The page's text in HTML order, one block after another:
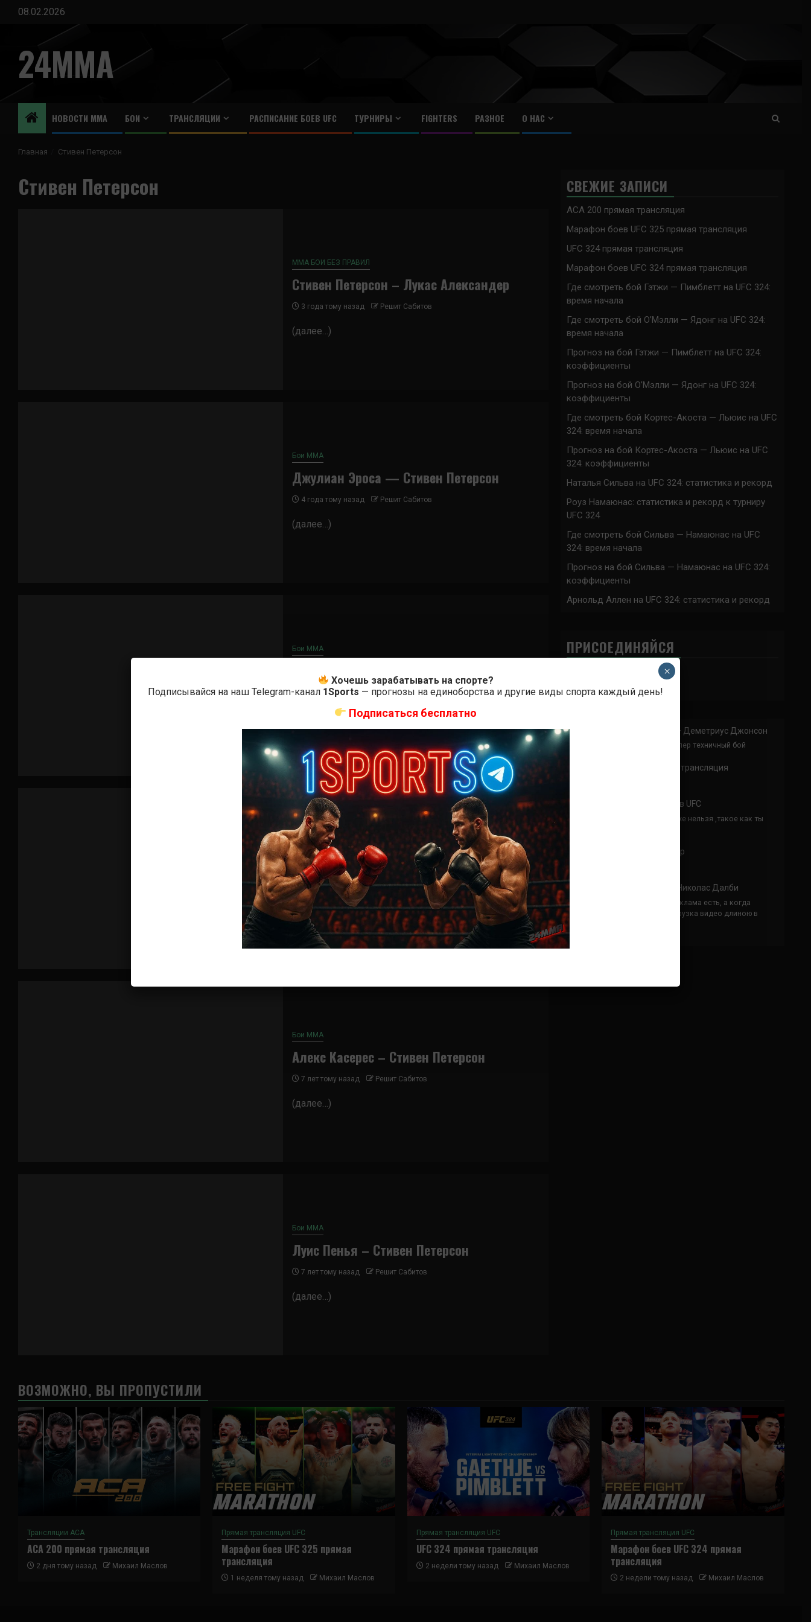
Перейти
содержимому
08.02.2026
24MMA
НОВОСТИ ММА БОИ ТРАНСЛЯЦИИ РАСПИСАНИЕ БОЕВ UFC ТУРНИРЫ FIGHTERS РАЗНОЕ О НАС
Главная Стивен Петерсон
Стивен Петерсон
ММА БОИ БЕЗ ПРАВИЛ
Стивен Петерсон – Лукас Александер
3 года тому назад Решит Сабитов
(далее…)
Бои ММА
Джулиан Эроса — Стивен Петерсон
4 года тому назад Решит Сабитов
(далее…)
Бои ММА
Чейз Хупер – Стивен Петерсон
5 лет тому назад Решит Сабитов
Бои ММА
Стивен Петерсон – Мартин Браво
6 лет тому назад Решит Сабитов
(далее…)
Бои ММА
Алекс Касерес – Стивен Петерсон
7 лет тому назад Решит Сабитов
(далее…)
Бои ММА
Луис Пенья – Стивен Петерсон
7 лет тому назад Решит Сабитов
(далее…)
СВЕЖИЕ ЗАПИСИ
ACA 200 прямая трансляция
Марафон боев UFC 325 прямая трансляция
UFC 324 прямая трансляция
Марафон боев UFC 324 прямая трансляция
Где смотреть бой Гэтжи — Пимблетт на UFC 324:
время начала
Где смотреть бой О’Мэлли — Ядонг на UFC 324:
время начала
Прогноз на бой Гэтжи — Пимблетт на UFC 324:
коэффициенты
Прогноз на бой О’Мэлли — Ядонг на UFC 324:
коэффициенты
Где смотреть бой Кортес-Акоста — Льюис на UFC
324: время начала
Прогноз на бой Кортес-Акоста — Льюис на UFC
324: коэффициенты
Наталья Сильва на UFC 324: статистика и рекорд
Роуз Намаюнас: статистика и рекорд к турниру
UFC 324
Где смотреть бой Сильва — Намаюнас на UFC
324: время начала
Прогноз на бой Сильва — Намаюнас на UFC 324:
коэффициенты
Арнольд Аллен на UFC 324: статистика и рекорд
ПРИСОЕДИНЯЙСЯ
Анонимно Доминик Круз — Деметриус Джонсон
Спасибо что выложили этот супер техничный бой
UFC 324 прямая трансляция
Анонимно Расписание боев UFC
Кусок говна ты, существом даже нельзя ,такое как ты
Конор МакГрегор
УЧ
Анонимно Рэнди Браун — Николас Далби
не запускается ни один бой, реклама есть, а когда
заканчивается начинается загрузка видео длиною в
жизнь. Исправьте пожалуйста
ВОЗМОЖНО, ВЫ ПРОПУСТИЛИ
Трансляции ACA
ACA 200 прямая трансляция
2 дня тому назад Михаил Маслов
Прямая трансляция UFC
Марафон боев UFC 325 прямая
трансляция
1 неделя тому назад Михаил Маслов
Прямая трансляция UFC
UFC 324 прямая трансляция
2 недели тому назад Михаил Маслов
Прямая трансляция UFC
Марафон боев UFC 324 прямая
трансляция
2 недели тому назад Михаил Маслов
Хочешь зарабатывать на спорте?
Подписывайся на наш Telegram-канал 1Sports — прогнозы на единоборства и другие виды спорта каждый день!
Подписаться бесплатно
×